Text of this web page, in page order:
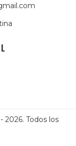
2026. Todos los